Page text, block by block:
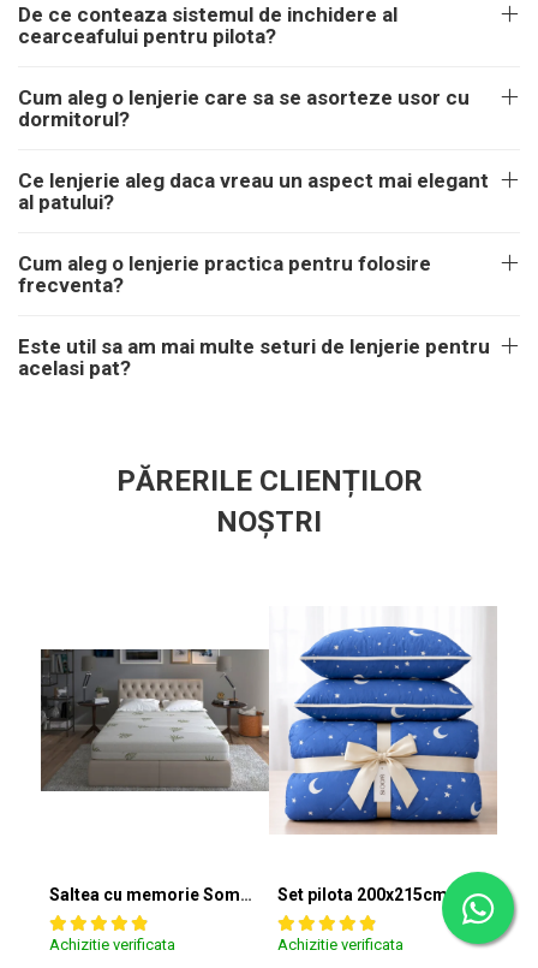
De ce conteaza sistemul de inchidere al
cearceafului pentru pilota?
Cum aleg o lenjerie care sa se asorteze usor cu
dormitorul?
Ce lenjerie aleg daca vreau un aspect mai elegant
al patului?
Cum aleg o lenjerie practica pentru folosire
frecventa?
Este util sa am mai multe seturi de lenjerie pentru
acelasi pat?
PĂRERILE CLIENȚILOR
NOȘTRI
Saltea cu memorie SomnART XXL Memory Plus 160x190, înălțime 25cm, pentru persoane supraponderale, husă Aloe Vera detașabilă, rulată, fermitate mare
Achizitie verificata
Set pilota 200x215cm 370g cu 2 perne 50x70,albastru- PLT36
Achizitie verificata